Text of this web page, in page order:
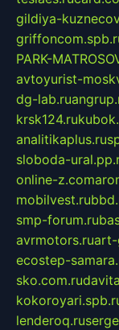
gildiya-
PARK-
avtoyurist-
dg-lab.ru
krsk124.ru
analitikaplus.ru
sloboda-
online-z.com
mobilvest.ru
smp-forum.ru
avrmotors.ruart-
ecostep-
sko.com.ru
lenderoq.ru